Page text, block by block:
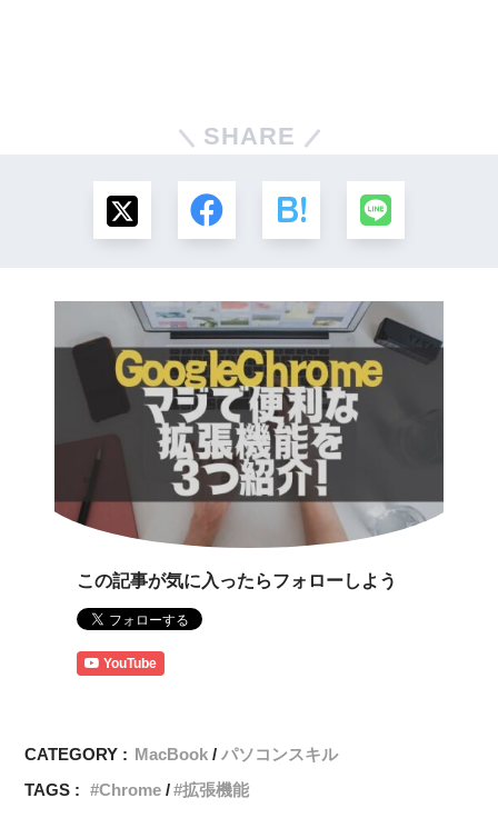
SHARE
この記事が気に入ったらフォローしよう
YouTube
CATEGORY : MacBook
パソコンスキル
TAGS :
Chrome 拡張機能